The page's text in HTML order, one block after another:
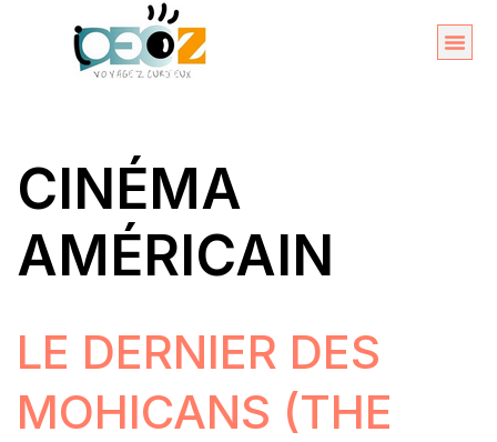
CINÉMA
AMÉRICAIN
LE DERNIER DES
MOHICANS (THE